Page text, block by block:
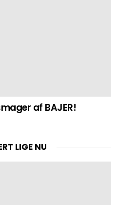
af BAJER!
LIGE NU